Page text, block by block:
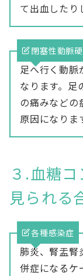
て出血した
閉塞性動脈
足へ行く動脈
なります。足
の痛みなどの
原因になりま
３.血糖
見られる
各種感染症
肺炎、腎盂腎
併症になるケ